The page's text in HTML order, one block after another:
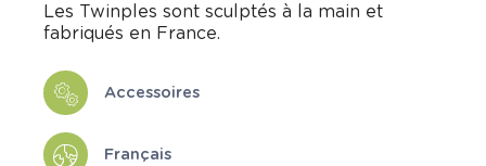
Les Twinples sont sculptés à la main et
fabriqués en France.
Accessoires
Français